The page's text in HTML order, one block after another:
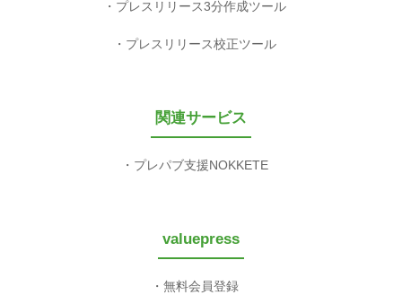
プレスリリース3分作成ツール
プレスリリース校正ツール
関連サービス
プレパブ支援NOKKETE
valuepress
無料会員登録